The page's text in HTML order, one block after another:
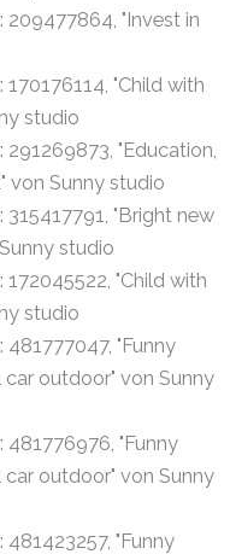
"Invest in
"Child with
studio
"Education,
von Sunny studio
"Bright new
studio
"Child with
studio
"Funny
outdoor" von Sunny
"Funny
outdoor" von Sunny
"Funny